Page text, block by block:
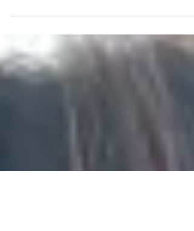
ル。前回のハイライトカラー4ヶ月経ちますが良
感じです！今回は色が抜けたところにペールブル
ージュを色味だけたしてます！！ お洒落なデザイ
ンカラーぜひお任せください...